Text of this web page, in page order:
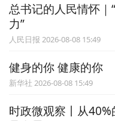
总书记的人民情怀
力”
人民日报 2026-08-08 15:49
健身的你 健康的你
新华社 2026-08-08 15:49
时政微观察丨从